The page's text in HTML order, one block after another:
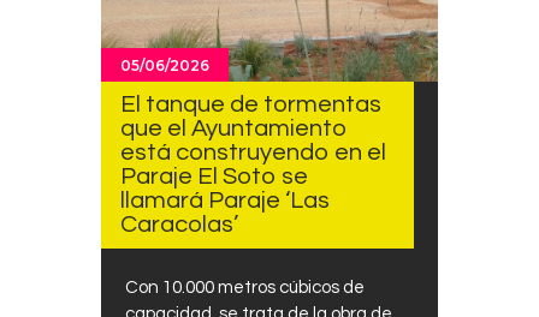
05/06/2026
El tanque de tormentas
que el Ayuntamiento
está construyendo en el
Paraje El Soto se
llamará Paraje ‘Las
Caracolas’
Con 10.000 metros cúbicos de